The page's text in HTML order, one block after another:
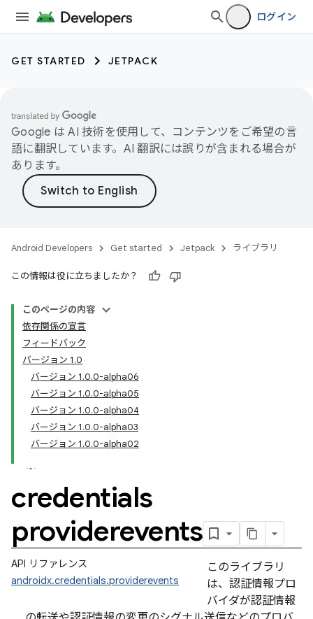
ログイン
GET STARTED JETPACK
Google は AI 技術を使用して、コンテンツをご希望の言
語に翻訳しています。AI 翻訳には誤りが含まれる場合が
あります。
Android Developers Get started Jetpack ライブラリ
この情報は役に立ちましたか？
このページの内容
依存関係の宣言
フィードバック
バージョン 1.0
バージョン 1.0.0-alpha06
バージョン 1.0.0-alpha05
バージョン 1.0.0-alpha04
バージョン 1.0.0-alpha03
バージョン 1.0.0-alpha02
credentials
providerevents
API リファレンス
androidx.credentials.providerevents
このライブラリ
は、認証情報プロ
バイダが認証情報